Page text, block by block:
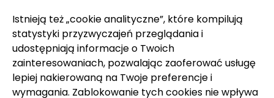
Istnieją też „cookie analityczne”, które kompilują
statystyki przyzwyczajeń przeglądania i
udostępniają informacje o Twoich
zainteresowaniach, pozwalając zaoferować usługę
lepiej nakierowaną na Twoje preferencje i
wymagania. Zablokowanie tych cookies nie wpływa